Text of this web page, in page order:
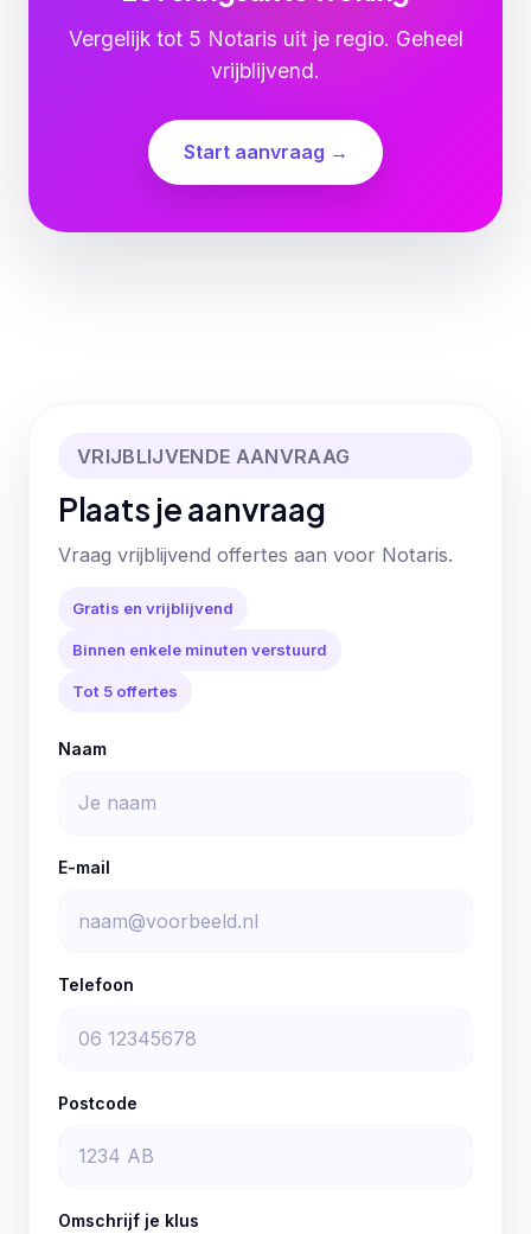
Vergelijk tot 5 Notaris uit je regio. Geheel
vrijblijvend.
Start aanvraag →
VRIJBLIJVENDE AANVRAAG
Plaats je aanvraag
Vraag vrijblijvend offertes aan voor Notaris.
Gratis en vrijblijvend
Binnen enkele minuten verstuurd
Tot 5 offertes
Naam
E-mail
Telefoon
Postcode
Omschrijf je klus